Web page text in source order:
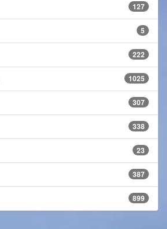
127
5
222
1025
307
338
23
387
899